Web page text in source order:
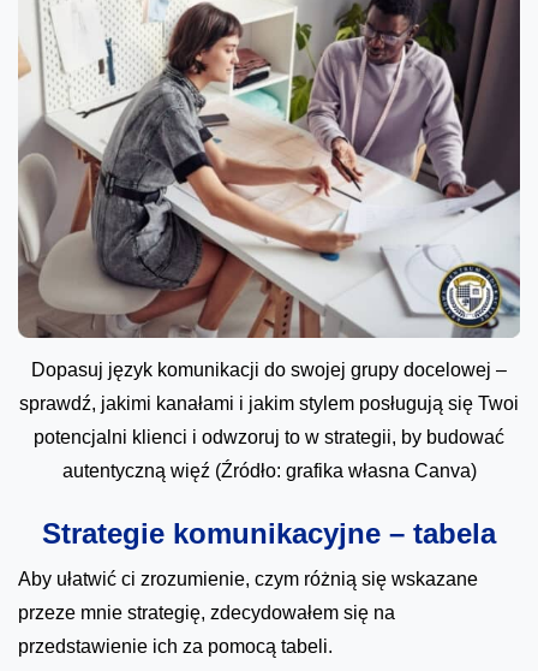
Dopasuj język komunikacji do swojej grupy docelowej –
sprawdź, jakimi kanałami i jakim stylem posługują się Twoi
potencjalni klienci i odwzoruj to w strategii, by budować
autentyczną więź (Źródło: grafika własna Canva)
Strategie komunikacyjne – tabela
Aby ułatwić ci zrozumienie, czym różnią się wskazane
przeze mnie strategię, zdecydowałem się na
przedstawienie ich za pomocą tabeli.